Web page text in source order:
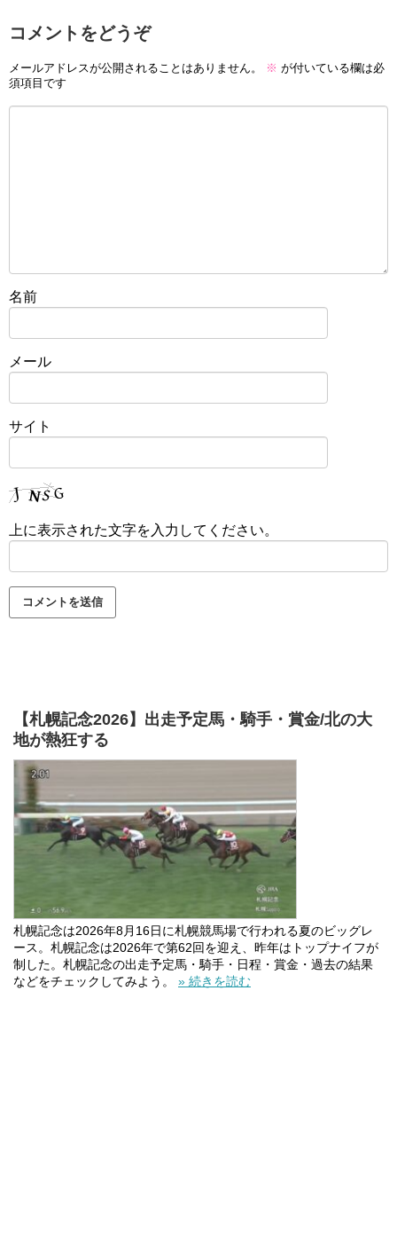
コメントをどうぞ
メールアドレスが公開されることはありません。 ※ が付いている欄は必
須項目です
名前
メール
サイト
上に表示された文字を入力してください。
【札幌記念2026】出走予定馬・騎手・賞金/北の大
地が熱狂する
札幌記念は2026年8月16日に札幌競馬場で行われる夏のビッグレ
ース。札幌記念は2026年で第62回を迎え、昨年はトップナイフが
制した。札幌記念の出走予定馬・騎手・日程・賞金・過去の結果
などをチェックしてみよう。 » 続きを読む